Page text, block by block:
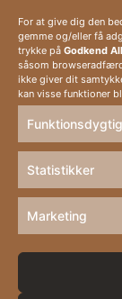
For at give dig den
gemme og/eller få
trykke på Godkend
såsom
ikke giver dit
kan visse funktioner
Funktionsdygtig
Statistikker
Marketing